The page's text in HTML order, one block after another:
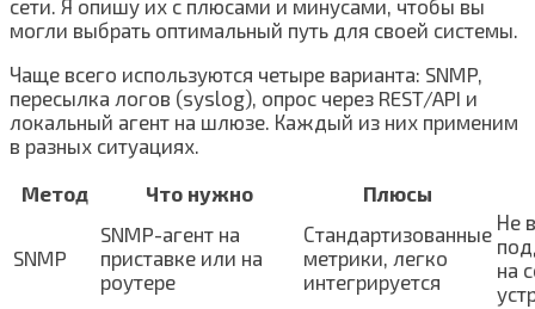
сети. Я опишу их с плюсами и минусами, чтобы вы
могли выбрать оптимальный путь для своей системы.
Чаще всего используются четыре варианта: SNMP,
пересылка логов (syslog), опрос через REST/API и
локальный агент на шлюзе. Каждый из них применим
в разных ситуациях.
Метод
Что нужно Плюсы
SNMP
SNMP-агент на
приставке или на
роутере
Стандартизованные
метрики, легко
интегрируется
Не
на